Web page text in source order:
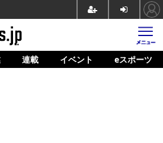
連載 イベント eスポーツ